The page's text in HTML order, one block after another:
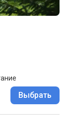
Выбрать